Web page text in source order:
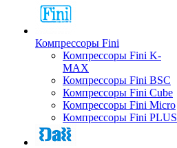
Компрессоры Fini
Компрессоры Fini K-
MAX
Компрессоры Fini BSC
Компрессоры Fini Cube
Компрессоры Fini Micro
Компрессоры Fini PLUS